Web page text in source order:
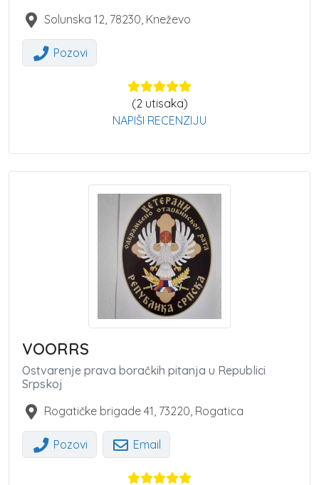
Solunska 12 78230 Kneževo
Pozovi
(2 utisaka)
NAPIŠI RECENZIJU
VOORRS
Ostvarenje prava boračkih pitanja u Republici
Srpskoj
Rogatičke brigade 41 73220 Rogatica
Pozovi Email